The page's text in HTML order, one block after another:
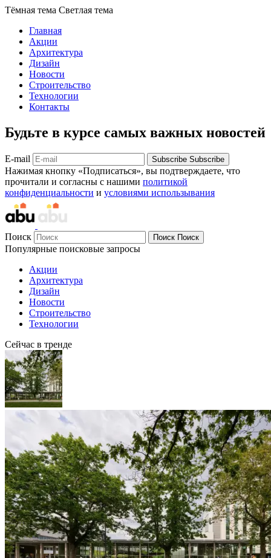
Тёмная тема Светлая тема
Главная
Акции
Архитектура
Дизайн
Новости
Строительство
Технологии
Контакты
Будьте в курсе самых важных новостей
E-mail Subscribe Subscribe
Нажимая кнопку «Подписаться», вы подтверждаете, что
прочитали и согласны с нашими политикой
конфиденциальности и условиями использывания
Поиск Поиск Поиск
Популярные поисковые запросы
Акции
Архитектура
Дизайн
Новости
Строительство
Технологии
Сейчас в тренде